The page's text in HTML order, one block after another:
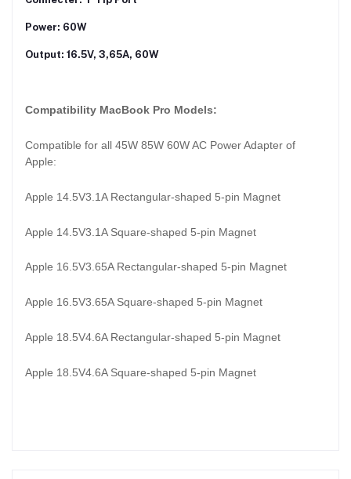
Power: 60W
Output: 16.5V, 3,65A, 60W
Compatibility MacBook Pro Models:
Compatible for all 45W 85W 60W AC Power Adapter of
Apple:
Apple 14.5V3.1A Rectangular-shaped 5-pin Magnet
Apple 14.5V3.1A Square-shaped 5-pin Magnet
Apple 16.5V3.65A Rectangular-shaped 5-pin Magnet
Apple 16.5V3.65A Square-shaped 5-pin Magnet
Apple 18.5V4.6A Rectangular-shaped 5-pin Magnet
Apple 18.5V4.6A Square-shaped 5-pin Magnet